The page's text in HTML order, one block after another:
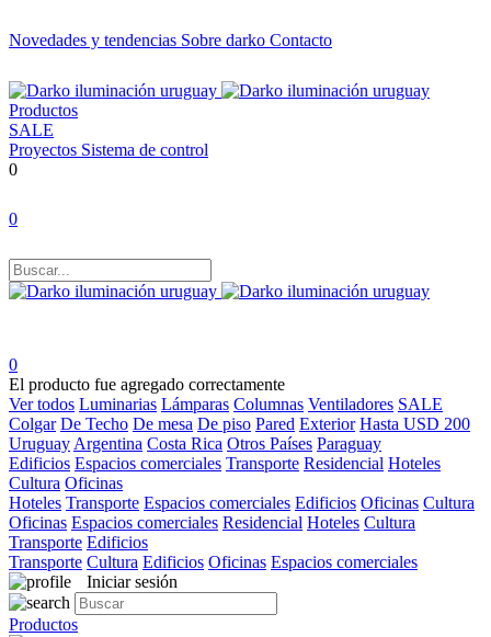
Novedades y tendencias Sobre darko Contacto
Productos
SALE
Proyectos Sistema de control
0
0
0
El producto fue agregado correctamente
Ver todos Luminarias Lámparas Columnas Ventiladores SALE
Colgar De Techo De mesa De piso Pared Exterior Hasta USD 200
Uruguay Argentina Costa Rica Otros Países Paraguay
Edificios Espacios comerciales Transporte Residencial Hoteles
Cultura Oficinas
Hoteles Transporte Espacios comerciales Edificios Oficinas Cultura
Oficinas Espacios comerciales Residencial Hoteles Cultura
Transporte Edificios
Transporte Cultura Edificios Oficinas Espacios comerciales
Iniciar sesión
Productos